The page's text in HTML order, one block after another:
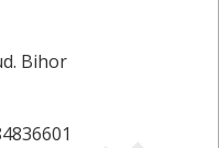
Bihor